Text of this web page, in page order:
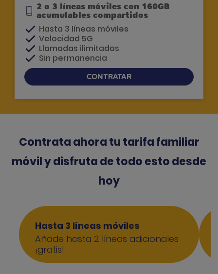
2 o 3 líneas móviles con 160GB
acumulables compartidos
Hasta 3 líneas móviles
Velocidad 5G
Llamadas ilimitadas
Sin permanencia
CONTRATAR
Contrata ahora tu tarifa familiar
móvil y disfruta de todo esto desde
hoy
Hasta 3 líneas móviles
Añade hasta 2 líneas adicionales
¡gratis!